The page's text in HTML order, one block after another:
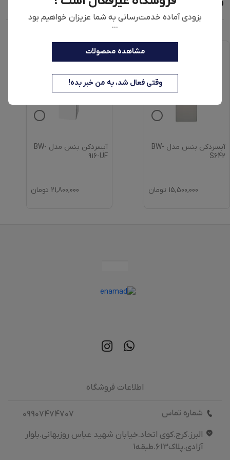
بزودی آماده خدمت‌رسانی به شما عزیزان خواهیم بود
...
مشاهده محصولات
وقتی فعال شد، به من خبر بده!
آبسردکن بنس مدل BW-
S642
15,500,000 تومان
آبسردکن بنس مدل BW-
916-UF
21,800,000 تومان
اطلاعات فروشگاه
شماره تماس
09907474707
البرز.کرج.کوی اتحاد.خیابان شهید عباس روزبهانی.بلوار
آزادی.پلاک613.طبقه1